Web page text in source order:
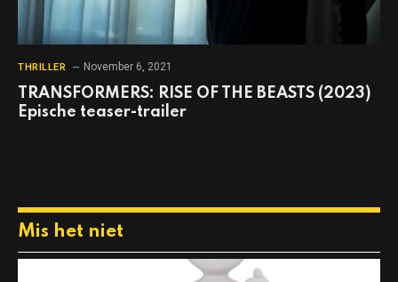
THRILLER November 6, 2021
TRANSFORMERS: RISE OF THE BEASTS (2023)
Epische teaser-trailer
Mis het niet